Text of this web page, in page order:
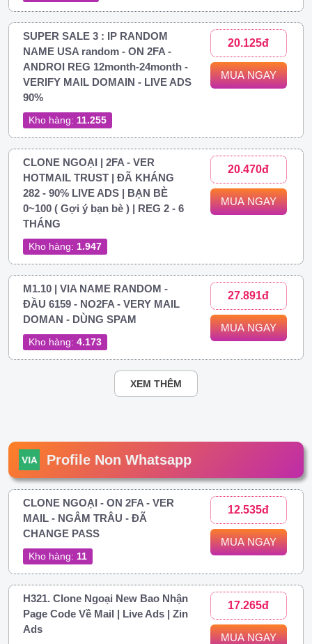
SUPER SALE 3 : IP RANDOM
NAME USA random - ON 2FA -
ANDROI REG 12month-24month -
VERIFY MAIL DOMAIN - LIVE ADS
90%
Kho hàng: 11.255
20.125đ
MUA NGAY
CLONE NGOẠI | 2FA - VER
HOTMAIL TRUST | ĐÃ KHÁNG
282 - 90% LIVE ADS | BẠN BÈ
0~100 ( Gợi ý bạn bè ) | REG 2 - 6
THÁNG
Kho hàng: 1.947
20.470đ
MUA NGAY
M1.10 | VIA NAME RANDOM -
ĐẦU 6159 - NO2FA - VERY MAIL
DOMAN - DÙNG SPAM
Kho hàng: 4.173
27.891đ
MUA NGAY
XEM THÊM
Profile Non Whatsapp
CLONE NGOẠI - ON 2FA - VER
MAIL - NGÂM TRÂU - ĐÃ
CHANGE PASS
Kho hàng: 11
12.535đ
MUA NGAY
H321. Clone Ngoại New Bao Nhận
Page Code Về Mail | Live Ads | Zin
Ads
17.265đ
MUA NGAY